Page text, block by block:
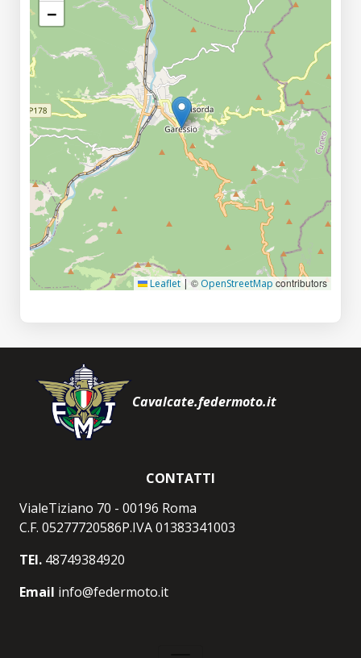
−
Leaflet | © OpenStreetMap contributors
Cavalcate.federmoto.it
CONTATTI
VialeTiziano 70 - 00196 Roma
C.F. 05277720586P.IVA 01383341003
TEl. 48749384920
Email info@federmoto.it